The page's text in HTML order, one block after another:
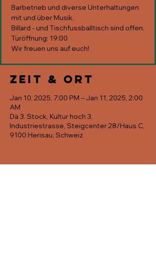
Barbetrieb und diverse Unterhaltungen
mit und über Musik.
Billard - und Tischfussballtisch sind offen.
Türöffnung: 19:00
Wir freuen uns auf euch!
Zeit & Ort
Jan 10, 2025, 7:00 PM – Jan 11, 2025, 2:00
AM
Dä 3. Stock, Kultur hoch 3,
Industriestrasse, Steigcenter 28/Haus C,
9100 Herisau, Schweiz